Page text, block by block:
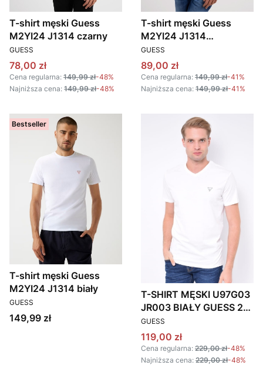
T-shirt męski Guess
M2YI24 J1314 czarny
PRODUCENT
GUESS
Cena promocyjna
78,00 zł
Cena regularna: 149,99 zł-48%
Najniższa cena: 149,99 zł-48%
T-shirt męski Guess
M2YI24 J1314
granatowy
PRODUCENT
GUESS
Cena promocyjna
89,00 zł
Cena regularna: 149,99 zł-41%
Najniższa cena: 149,99 zł-41%
Bestseller
T-shirt męski Guess
M2YI24 J1314 biały
PRODUCENT
GUESS
Cena
149,99 zł
T-SHIRT MĘSKI U97G03
JR003 BIAŁY GUESS 2-
PACK STRETCH
PRODUCENT
GUESS
Cena promocyjna
119,00 zł
Cena regularna: 229,00 zł-48%
Najniższa cena: 229,00 zł-48%